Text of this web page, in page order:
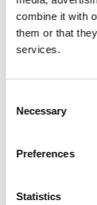
combine it with
them or that
services.
Necessary
Preferences
Statistics
Dörrknopp 459 -